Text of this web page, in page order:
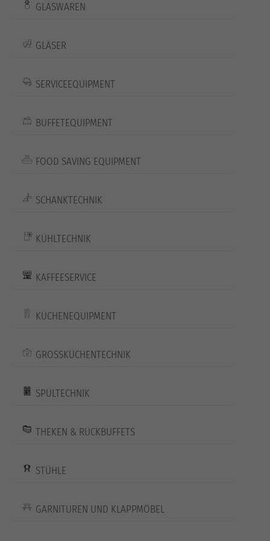
GLASWAREN
GLÄSER
SERVICEEQUIPMENT
BUFFETEQUIPMENT
FOOD SAVING EQUIPMENT
SCHANKTECHNIK
KÜHLTECHNIK
KAFFEESERVICE
KÜCHENEQUIPMENT
GROSSKÜCHENTECHNIK
SPÜLTECHNIK
THEKEN & RÜCKBUFFETS
STÜHLE
GARNITUREN UND KLAPPMÖBEL